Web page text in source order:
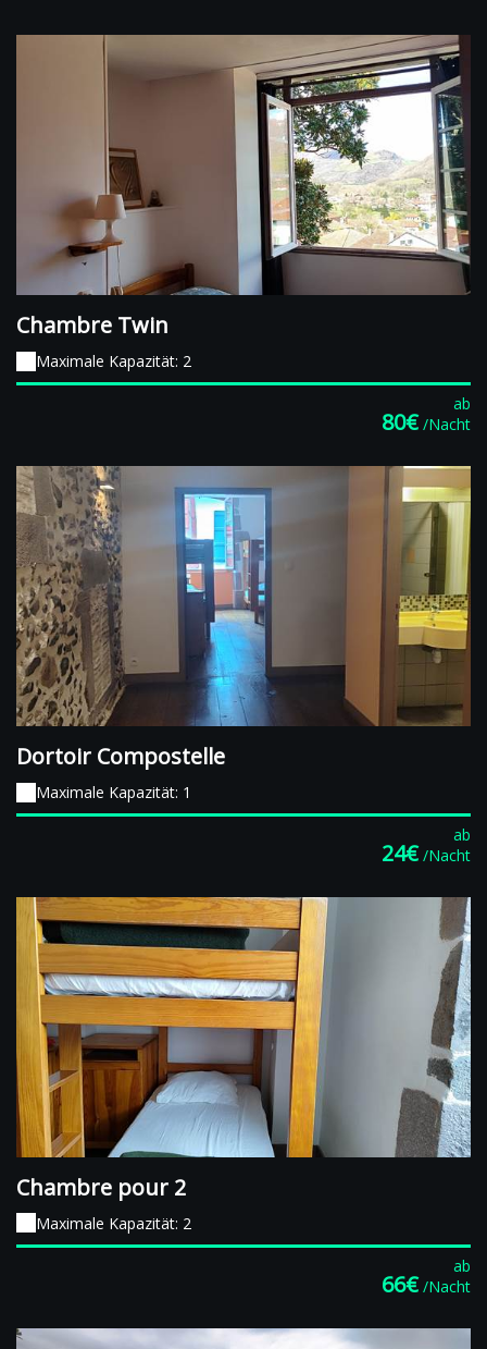
Chambre Twin
Maximale Kapazität: 2
ab
80€ /Nacht
Dortoir Compostelle
Maximale Kapazität: 1
ab
24€ /Nacht
Chambre pour 2
Maximale Kapazität: 2
ab
66€ /Nacht